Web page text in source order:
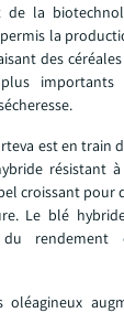
de la
la
des
est en train
résistant
croissant pour
Le blé
du
oléagineux